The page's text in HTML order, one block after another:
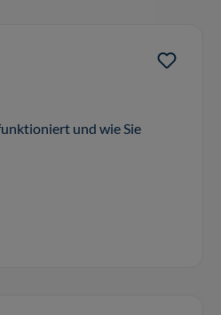
und wie Sie